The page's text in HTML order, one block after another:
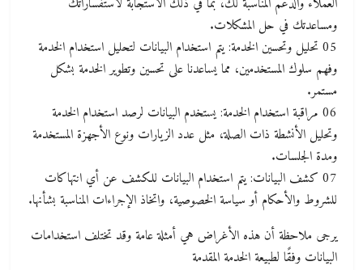
ومساعدتك في حل المشكلات.
05 تحليل وتحسين الخدمة: يتم استخدام البيانات لتحليل استخدام الخدمة
وفهم سلوك المستخدمين، مما يساعدنا على تحسين وتطوير الخدمة بشكل
مستمر.
06 مراقبة استخدام الخدمة: يستخدم البيانات لرصد استخدام الخدمة
وتحليل الأنشطة ذات الصلة، مثل عدد الزيارات ونوع الأجهزة المستخدمة
ومدة الجلسات.
07 كشف البيانات: يتم استخدام البيانات للكشف عن أي انتهاكات
للشروط والأحكام أو سياسة الخصوصية، واتخاذ الإجراءات المناسبة بشأنها.
يرجى ملاحظة أن هذه الأغراض هي أمثلة عامة وقد تختلف استخدامات
البيانات وفقًا لطبيعة الخدمة المقدمة